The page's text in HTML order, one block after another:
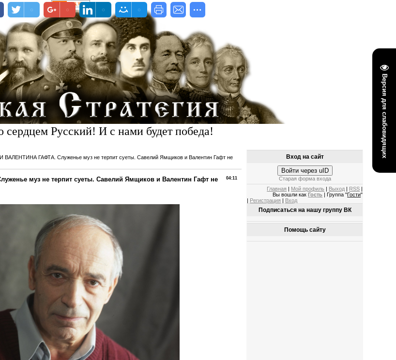
Версия для слабовидящих
сердцем Русский! И с нами будет победа!
ВАЛЕНТИНА ГАФТА. Служенье муз не терпит суеты. Савелий Ямщиков и Валентин Гафт не
04:11
муз не терпит суеты. Савелий Ямщиков и Валентин Гафт не
Вход на сайт
Войти через uID
Старая форма входа
Главная
Мой профиль Выход RSS
Вы вошли как Гость | Группа "Гости"
Регистрация Вход
Подписаться на нашу группу ВК
Помощь сайту